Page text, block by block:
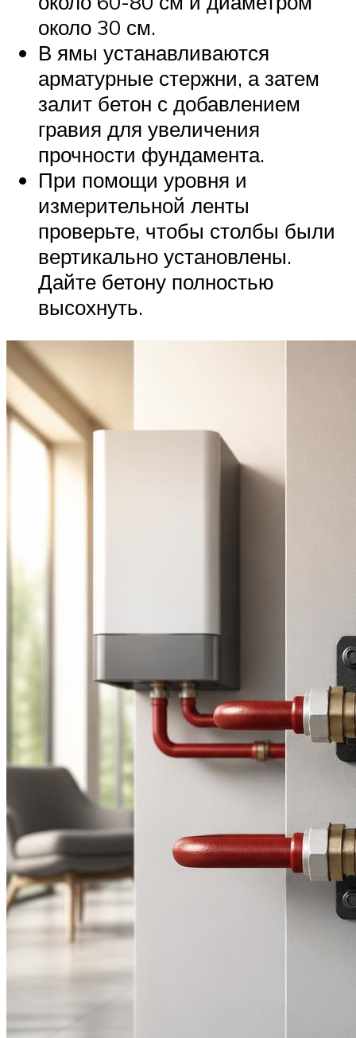
около 30 см.
В ямы устанавливаются
арматурные стержни, а затем
залит бетон с добавлением
гравия для увеличения
прочности фундамента.
При помощи уровня и
измерительной ленты
проверьте, чтобы столбы были
вертикально установлены.
Дайте бетону полностью
высохнуть.